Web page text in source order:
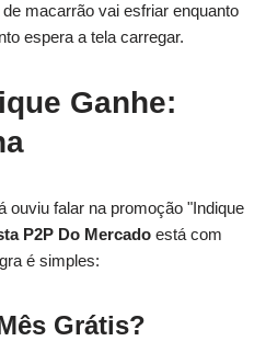
macarrão vai esfriar enquanto
espera a tela carregar.
Ganhe:
ouviu falar na promoção "Indique
P2P Do Mercado está com
é simples:
Grátis?